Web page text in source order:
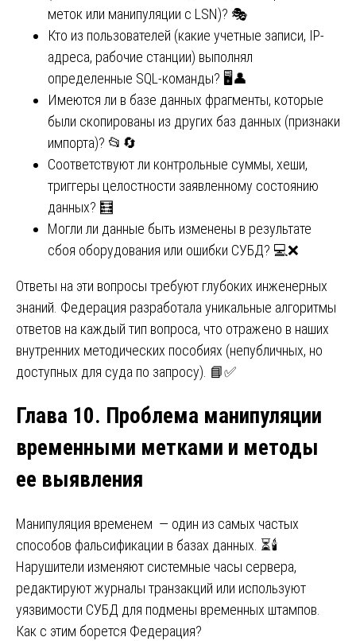
меток или манипуляции с LSN)? 🎭
Кто из пользователей (какие учетные записи, IP-
адреса, рабочие станции) выполнял
определенные SQL-команды? 🖥️👤
Имеются ли в базе данных фрагменты, которые
были скопированы из других баз данных (признаки
импорта)? 📂🔄
Соответствуют ли контрольные суммы, хеши,
триггеры целостности заявленному состоянию
данных? 🧮
Могли ли данные быть изменены в результате
сбоя оборудования или ошибки СУБД? 💻❌
Ответы на эти вопросы требуют глубоких инженерных
знаний. Федерация разработала уникальные алгоритмы
ответов на каждый тип вопроса, что отражено в наших
внутренних методических пособиях (непубличных, но
доступных для суда по запросу). 📘✅
Глава 10. Проблема манипуляции
временными метками и методы
ее выявления
Манипуляция временем — один из самых частых
способов фальсификации в базах данных. ⏳🕯️
Нарушители изменяют системные часы сервера,
редактируют журналы транзакций или используют
уязвимости СУБД для подмены временных штампов.
Как с этим борется Федерация?